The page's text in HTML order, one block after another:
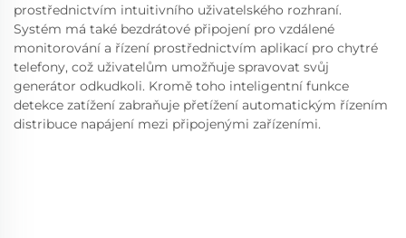
prostřednictvím intuitivního uživatelského rozhraní.
Systém má také bezdrátové připojení pro vzdálené
monitorování a řízení prostřednictvím aplikací pro chytré
telefony, což uživatelům umožňuje spravovat svůj
generátor odkudkoli. Kromě toho inteligentní funkce
detekce zatížení zabraňuje přetížení automatickým řízením
distribuce napájení mezi připojenými zařízeními.